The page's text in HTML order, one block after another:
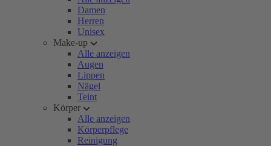
Damen
Herren
Unisex
Make-up
Alle anzeigen
Augen
Lippen
Nägel
Teint
Körper
Alle anzeigen
Körperpflege
Reinigung